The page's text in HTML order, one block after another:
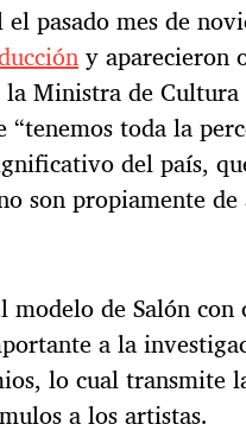
pasado mes de
y aparecieron
la Ministra de Cultura
toda la
del país,
son propiamente
de Salón con
a la
lo cual transmite
a los artistas.